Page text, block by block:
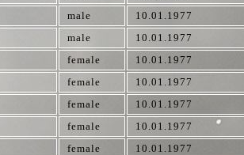
male 10.01.1977
male 10.01.1977
female 10.01.1977
female 10.01.1977
female 10.01.1977
female 10.01.1977
female 10.01.1977